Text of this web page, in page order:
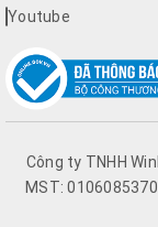
Youtube
Công ty TNHH
MST: